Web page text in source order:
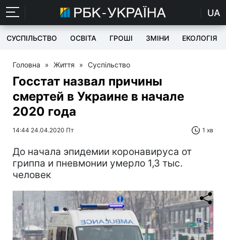
UA
СУСПІЛЬСТВО ОСВІТА ГРОШІ ЗМІНИ ЕКОЛОГІЯ
Головна » Життя » Суспільство
Госстат назвал причины
смертей в Украине в начале
2020 года
14:44 24.04.2020 Пт 1 хв
До начала эпидемии коронавируса от
гриппа и пневмонии умерло 1,3 тыс.
человек